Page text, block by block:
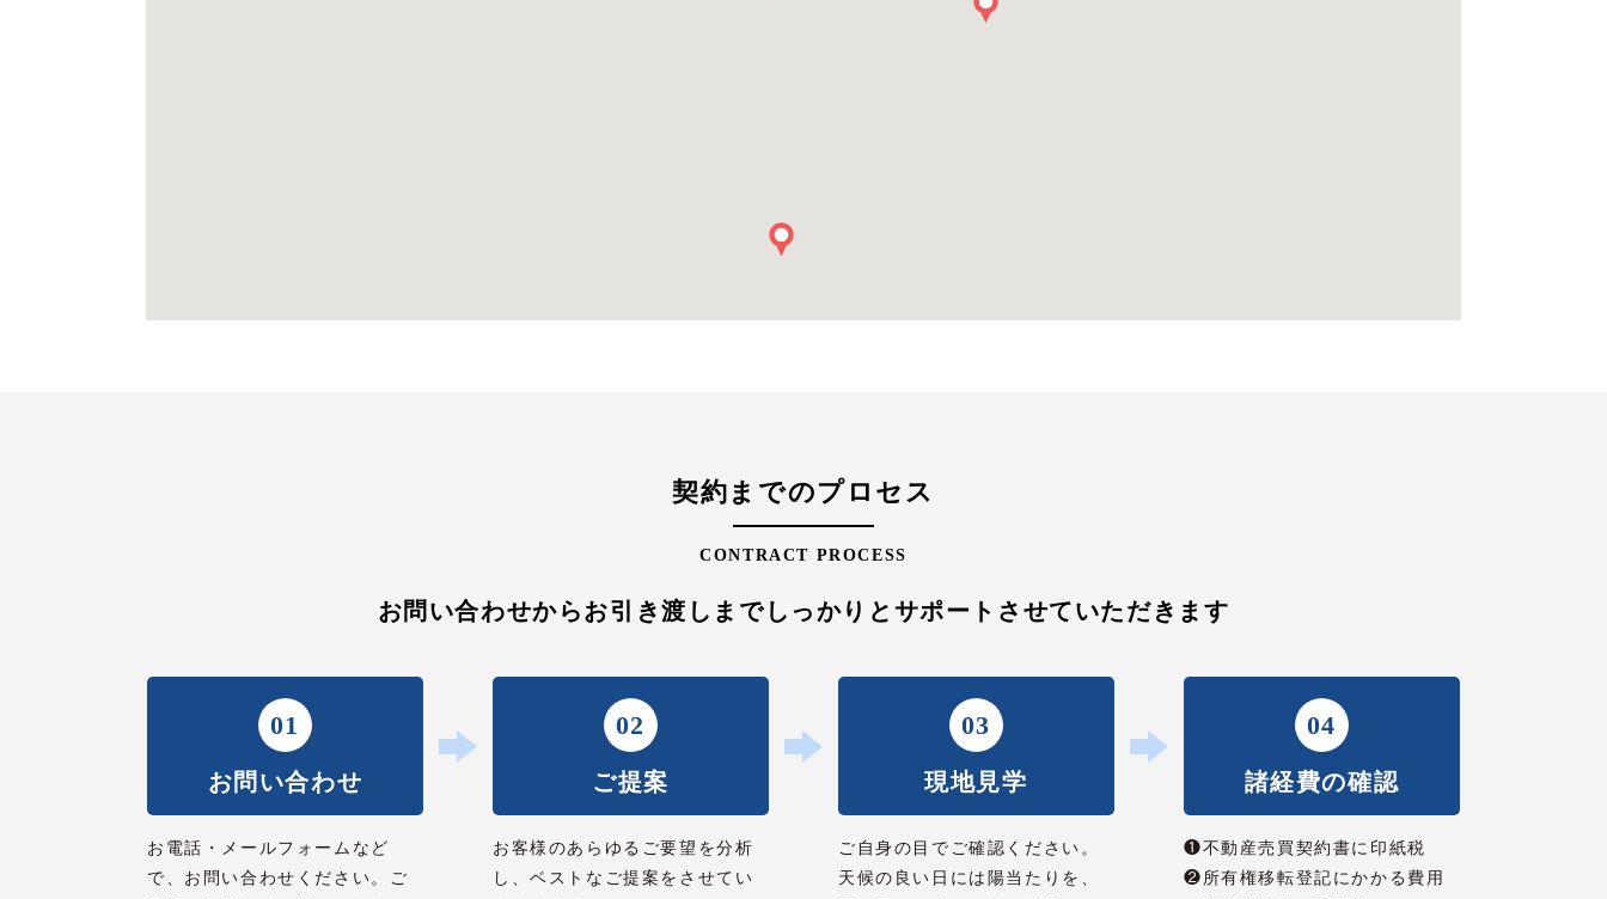
契約までのプロセス
CONTRACT PROCESS
お問い合わせからお引き渡しまでしっかりと サポートさせていただきます
01
お問い合わせ
お電話・メールフォームなど
で、お問い合わせください。ご
02
ご提案
お客様のあらゆるご要望を分析
し、ベストなご提案をさせてい
03
現地見学
ご自身の目でご確認ください。
天候の良い日には陽当たりを、
04
諸経費の確認
❶不動産売買契約書に印紙税
❷所有権移転登記にかかる費用